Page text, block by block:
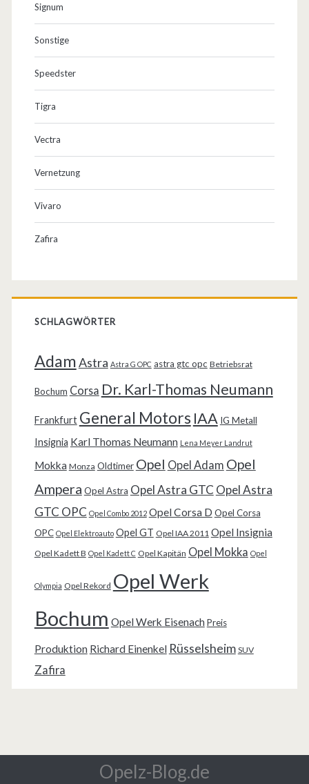
Signum
Sonstige
Speedster
Tigra
Vectra
Vernetzung
Vivaro
Zafira
SCHLAGWÖRTER
AdamAstra Astra G OPC astra gtc opc Betriebsrat
Bochum Corsa Dr. Karl-Thomas Neumann
Frankfurt General Motors IAA IG Metall
Insignia Karl Thomas Neumann Lena Meyer Landrut
Mokka Monza Oldtimer Opel Opel Adam Opel
Ampera Opel Astra Opel Astra GTC Opel Astra
GTC OPC Opel Combo 2012 Opel Corsa D Opel Corsa
OPC Opel Elektroauto Opel GT Opel IAA 2011 Opel Insignia
Opel Kadett B Opel Kadett C Opel Kapitän Opel Mokka Opel
Olympia Opel Rekord Opel Werk
Bochum Opel Werk Eisenach Preis
Produktion Richard Einenkel Rüsselsheim SUV
Zafira
Opelz-Blog.de